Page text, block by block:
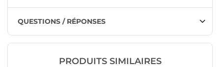
QUESTIONS / RÉPONSES
PRODUITS SIMILAIRES